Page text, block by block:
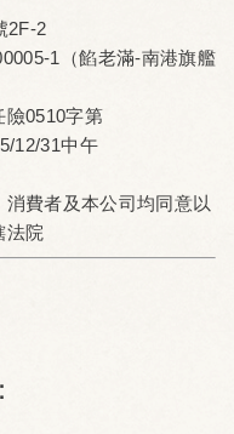
2F-2
1（餡老滿-南港旗艦
險0510字第
12/31中午
費者及本公司均同意以
法院